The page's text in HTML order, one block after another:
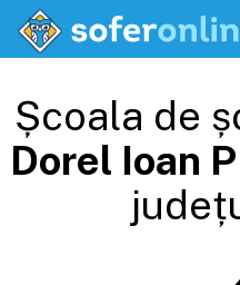
Școala de
Dorel Ioan